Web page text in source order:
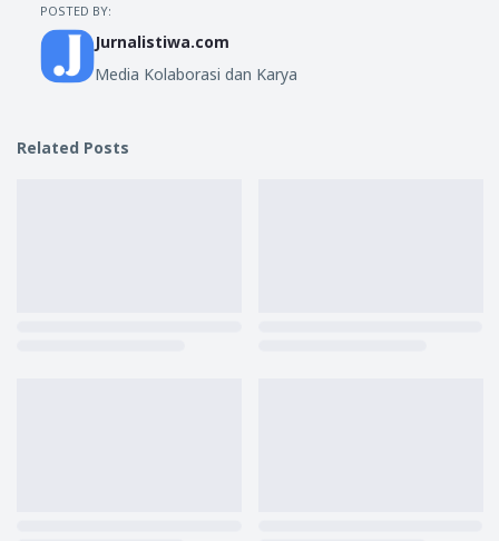
POSTED BY:
Jurnalistiwa.com
Media Kolaborasi dan Karya
Related Posts